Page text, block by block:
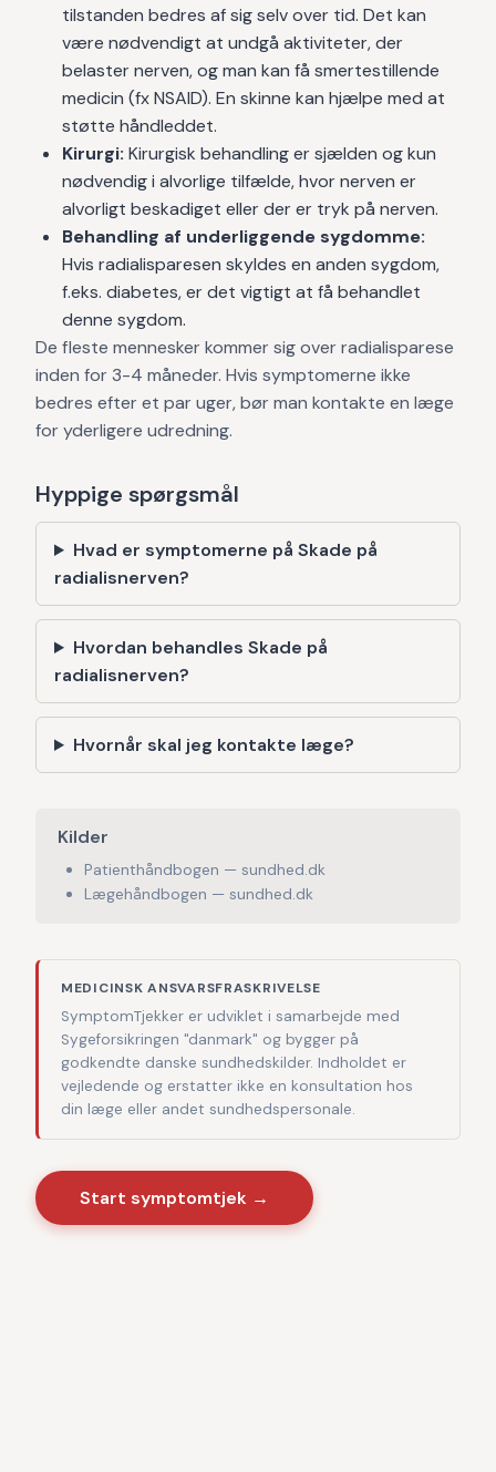
tilstanden bedres af sig selv over tid. Det kan
være nødvendigt at undgå aktiviteter, der
belaster nerven, og man kan få smertestillende
medicin (fx NSAID). En skinne kan hjælpe med at
støtte håndleddet.
Kirurgi: Kirurgisk behandling er sjælden og kun
nødvendig i alvorlige tilfælde, hvor nerven er
alvorligt beskadiget eller der er tryk på nerven.
Behandling af underliggende sygdomme:
Hvis radialisparesen skyldes en anden sygdom,
f.eks. diabetes, er det vigtigt at få behandlet
denne sygdom.
De fleste mennesker kommer sig over radialisparese
inden for 3-4 måneder. Hvis symptomerne ikke
bedres efter et par uger, bør man kontakte en læge
for yderligere udredning.
Hyppige spørgsmål
Hvad er symptomerne på Skade på
radialisnerven?
Hvordan behandles Skade på
radialisnerven?
Hvornår skal jeg kontakte læge?
Kilder
Patienthåndbogen — sundhed.dk
Lægehåndbogen — sundhed.dk
MEDICINSK ANSVARSFRASKRIVELSE
SymptomTjekker er udviklet i samarbejde med
Sygeforsikringen "danmark" og bygger på
godkendte danske sundhedskilder. Indholdet er
vejledende og erstatter ikke en konsultation hos
din læge eller andet sundhedspersonale.
Start symptomtjek →